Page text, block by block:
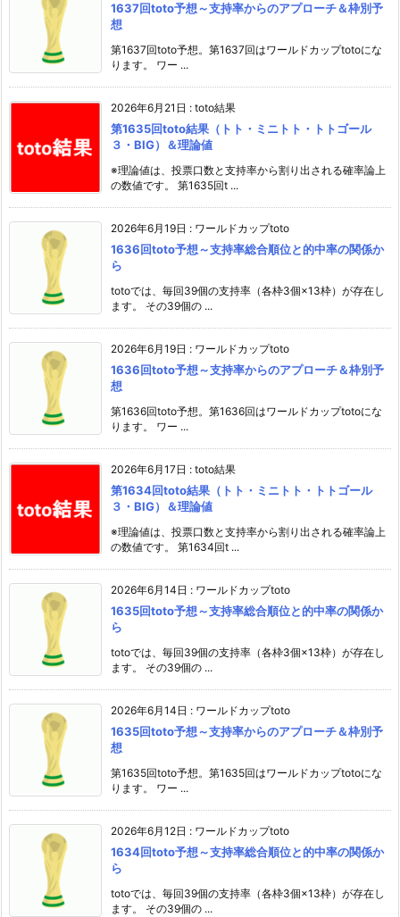
1637回toto予想～支持率からのアプローチ＆枠別予
想
第1637回toto予想。第1637回はワールドカップtotoにな
ります。 ワー ...
2026年6月21日 : toto結果
第1635回toto結果（トト・ミニトト・トトゴール
３・BIG）＆理論値
※理論値は、投票口数と支持率から割り出される確率論上
の数値です。 第1635回t ...
2026年6月19日 : ワールドカップtoto
1636回toto予想～支持率総合順位と的中率の関係か
ら
totoでは、毎回39個の支持率（各枠3個×13枠）が存在し
ます。 その39個の ...
2026年6月19日 : ワールドカップtoto
1636回toto予想～支持率からのアプローチ＆枠別予
想
第1636回toto予想。第1636回はワールドカップtotoにな
ります。 ワー ...
2026年6月17日 : toto結果
第1634回toto結果（トト・ミニトト・トトゴール
３・BIG）＆理論値
※理論値は、投票口数と支持率から割り出される確率論上
の数値です。 第1634回t ...
2026年6月14日 : ワールドカップtoto
1635回toto予想～支持率総合順位と的中率の関係か
ら
totoでは、毎回39個の支持率（各枠3個×13枠）が存在し
ます。 その39個の ...
2026年6月14日 : ワールドカップtoto
1635回toto予想～支持率からのアプローチ＆枠別予
想
第1635回toto予想。第1635回はワールドカップtotoにな
ります。 ワー ...
2026年6月12日 : ワールドカップtoto
1634回toto予想～支持率総合順位と的中率の関係か
ら
totoでは、毎回39個の支持率（各枠3個×13枠）が存在し
ます。 その39個の ...